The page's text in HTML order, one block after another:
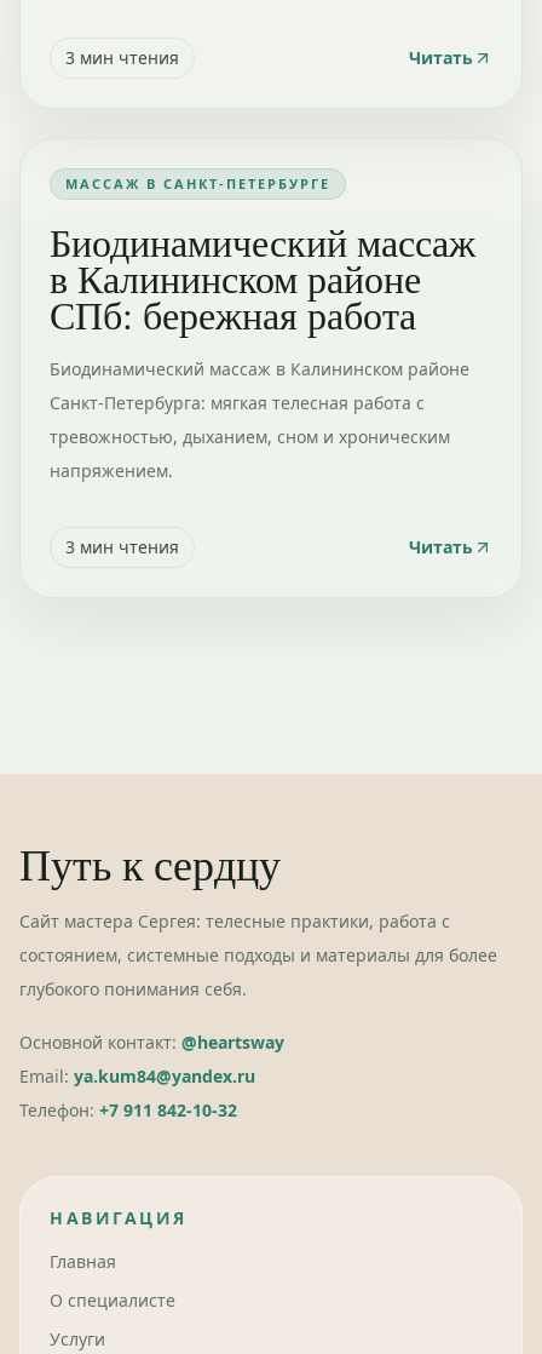
3 мин чтения Читать
МАССАЖ В САНКТ-ПЕТЕРБУРГЕ
Биодинамический массаж
в Калининском районе
СПб: бережная работа
Биодинамический массаж в Калининском районе
Санкт-Петербурга: мягкая телесная работа с
тревожностью, дыханием, сном и хроническим
напряжением.
3 мин чтения Читать
Путь к сердцу
Сайт мастера Сергея: телесные практики, работа с
состоянием, системные подходы и материалы для более
глубокого понимания себя.
Основной контакт: @heartsway
Email: ya.kum84@yandex.ru
Телефон: +7 911 842-10-32
НАВИГАЦИЯ
Главная
О специалисте
Услуги